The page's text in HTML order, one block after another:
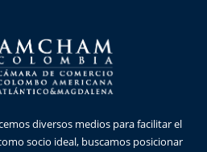
diversos medios para facilitar el
socio ideal, buscamos posicionar